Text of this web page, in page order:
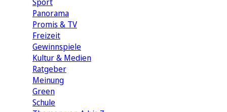
Panorama
Promis & TV
Freizeit
Gewinnspiele
Kultur & Medien
Ratgeber
Meinung
Green
Schule